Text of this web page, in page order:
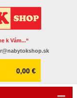
k Vám...“
0,00 €